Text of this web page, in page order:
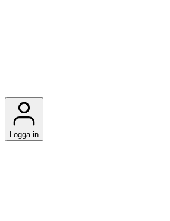
Logga in